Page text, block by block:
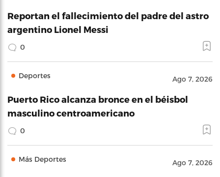
Reportan el fallecimiento del padre del astro
argentino Lionel Messi
0
Deportes Ago 7, 2026
Puerto Rico alcanza bronce en el béisbol
masculino centroamericano
0
Más Deportes Ago 7, 2026